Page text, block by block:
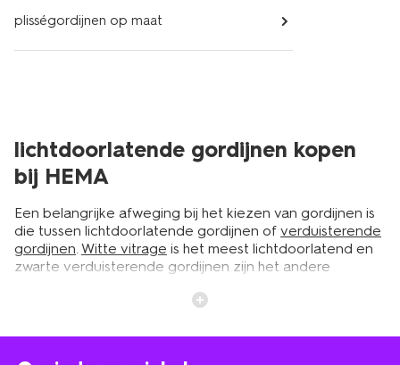
plisségordijnen op maat
lichtdoorlatende gordijnen kopen
bij HEMA
Een belangrijke afweging bij het kiezen van gordijnen is
die tussen lichtdoorlatende gordijnen of verduisterende
gordijnen. Witte vitrage is het meest lichtdoorlatend en
zwarte verduisterende gordijnen zijn het andere
uit kunt kiezen. En dan is ook de kleur nog iets om over
dat je voldoende licht in een ruimte laat komen, zonder